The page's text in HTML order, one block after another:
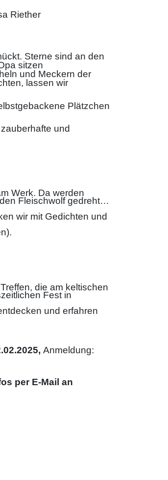
Riether
Sterne sind an den
sitzen
und Meckern der
lassen wir
Plätzchen
und
Werk. Da werden
Fleischwolf gedreht…
wir mit Gedichten und
die am keltischen
Fest in
und erfahren
Anmeldung:
per E-Mail an